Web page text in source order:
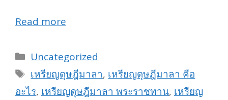
Read more
Categories
Uncategorized
Tags
เหรียญดุษฎีมาลา, เหรียญดุษฎีมาลา คือ
อะไร, เหรียญดุษฎีมาลา พระราชทาน, เหรียญ